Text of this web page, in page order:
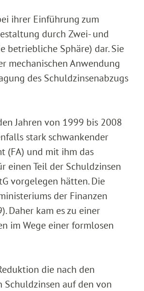
ihrer Einführung zum
durch Zwei- und
betriebliche Sphäre) dar. Sie
mechanischen Anwendung
des Schuldzinsenabzugs
Jahren von 1999 bis 2008
stark schwankender
(FA) und mit ihm das
einen Teil der Schuldzinsen
vorgelegen hätten. Die
der Finanzen
Daher kam es zu einer
im Wege einer formlosen
die nach den
auf den von